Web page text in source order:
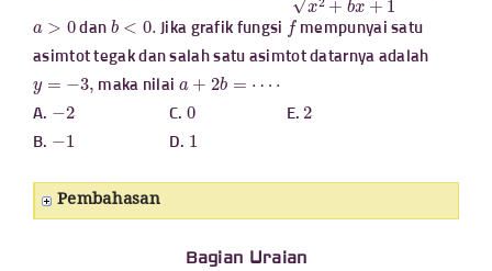
> dan b 0. Jika grafik fungsi fmempunyai satu
asimtot tegak dan salah satu asimtot datarnya adalah
maka nilai + b=
A. 2 C. 0 E. 2
B. 1 D. 1
Pembahasan
Bagian Uraian